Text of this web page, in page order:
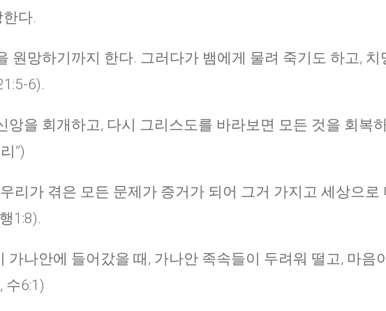
다.
원망하기까지 한다. 그러다가 뱀에게 물려 죽기도 하고, 치
6).
앙을 회개하고, 다시 그리스도를 바라보면 모든 것을 회복
”)
리가 겪은 모든 문제가 증거가 되어 그거 가지고 세상으로
1:8).
가나안에 들어갔을 때, 가나안 족속들이 두려워 떨고, 마음
수6:1)
CHURCH BULLETIN (교